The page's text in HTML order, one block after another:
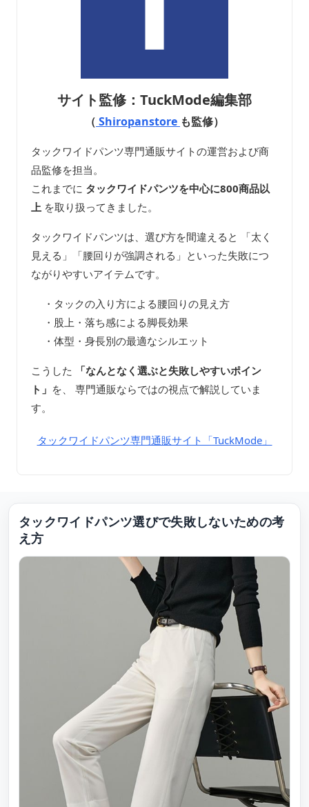
サイト監修：TuckMode編集部
（ Shiropanstore も監修）
タックワイドパンツ専門通販サイトの運営および商
品監修を担当。
これまでに タックワイドパンツを中心に800商品以
上 を取り扱ってきました。
タックワイドパンツは、選び方を間違えると 「太く
見える」「腰回りが強調される」といった失敗につ
ながりやすいアイテムです。
・タックの入り方による腰回りの見え方
・股上・落ち感による脚長効果
・体型・身長別の最適なシルエット
こうした
「なんとなく選ぶと失敗しやすいポイン
ト」 を、 専門通販ならではの視点で解説していま
す。
タックワイドパンツ専門通販サイト「TuckMode」
タックワイドパンツ選びで失敗しないための考
え方